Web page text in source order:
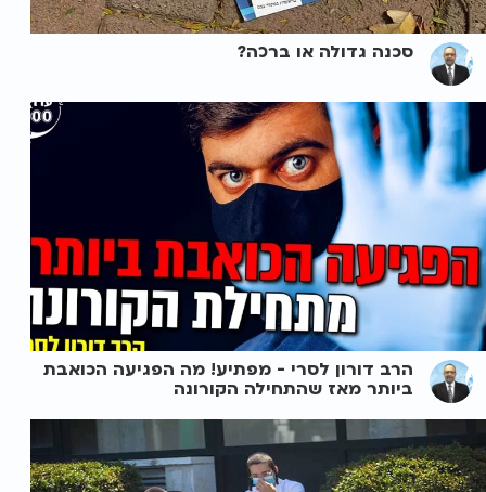
סכנה גדולה או ברכה?
הרב דורון לסרי - מפתיע! מה הפגיעה הכואבת
ביותר מאז שהתחילה הקורונה